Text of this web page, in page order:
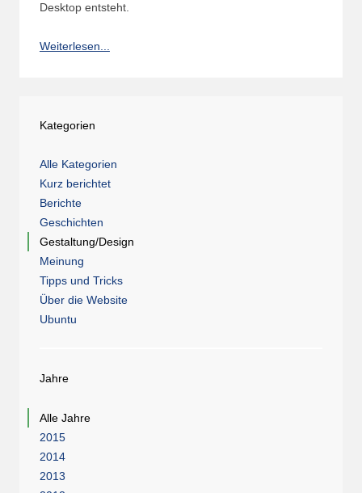
Desktop entsteht.
Weiterlesen...
Kategorien
Alle Kategorien
Kurz berichtet
Berichte
Geschichten
Gestaltung/Design
Meinung
Tipps und Tricks
Über die Website
Ubuntu
Jahre
Alle Jahre
2015
2014
2013